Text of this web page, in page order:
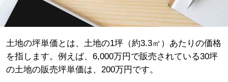
土地の坪単価とは、土地の1坪（約3.3㎡）あたりの価格
を指します。例えば、6,000万円で販売されている30坪
の土地の販売坪単価は、200万円です。